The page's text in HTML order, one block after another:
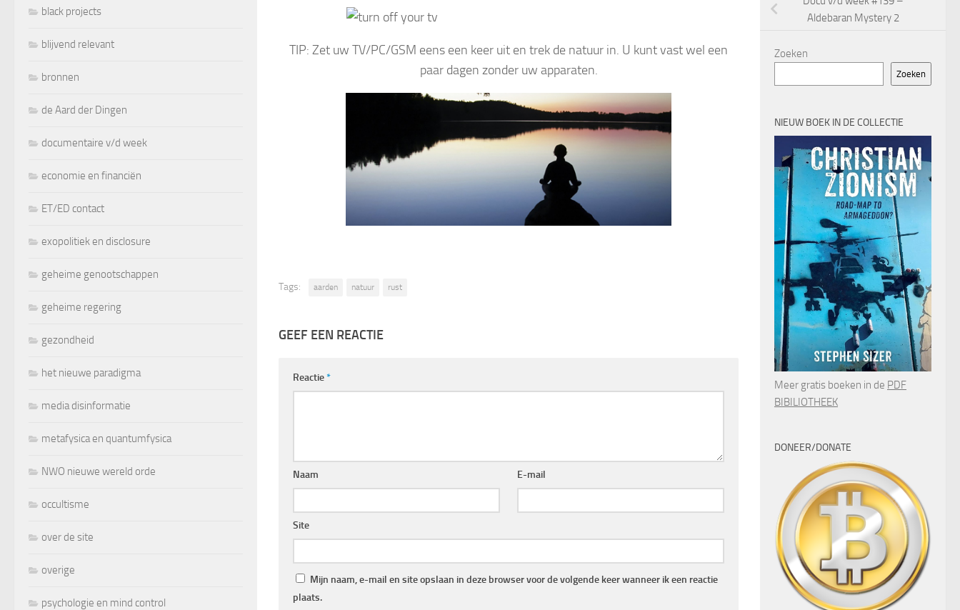
TIP: Zet uw TV/PC/GSM eens een keer uit en trek de natuur in. U kunt vast wel een
paar dagen zonder uw apparaten.
Tags: aarden natuur rust
GEEF EEN REACTIE
Reactie*
Naam E-mail
Site
Mijn naam, e-mail en site opslaan in deze browser voor de volgende keer wanneer ik een reactie
plaats.
black projects
blijvend relevant
bronnen
de Aard der Dingen
documentaire v/d week
economie en financiën
ET/ED contact
exopolitiek en disclosure
geheime genootschappen
geheime regering
gezondheid
het nieuwe paradigma
media disinformatie
metafysica en quantumfysica
NWO nieuwe wereld orde
occultisme
over de site
overige
psychologie en mind control
Aldebaran Mystery 2
Zoeken
Zoeken
NIEUW BOEK IN DE COLLECTIE
Meer gratis boeken in de PDF
BIBILIOTHEEK
DONEER/DONATE